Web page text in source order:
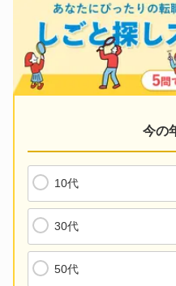
接客、美容、旅行、ホテル、航空
Web・インターネット・
ディレクター、デザイナー、デー
クリエイティブ(メディア
専門職(コンサルタント・
シンクタンク、アナリスト、トレ
ITエンジニア(システム開
エンジニア(機械・電気・
設計、開発、セールスエンジニア
素材・化学・食品・医薬品
MR・メディカル
第二新卒
中高年
未経験者、初心者
他業界、他職種へのキャリ
UIターン
キャリアプランニング対応
オンライン・電話面談
情報交換のみ対応
レジュメ指導対応
面接同行対応
条件交渉にも対応
今の
10代
30代
50代